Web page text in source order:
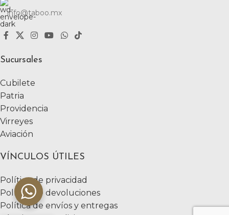
info@taboo.mx
Sucursales
Cubilete
Patria
Providencia
Virreyes
Aviación
VÍNCULOS ÚTILES
Política de privacidad
Política de devoluciones
Política de envíos y entregas